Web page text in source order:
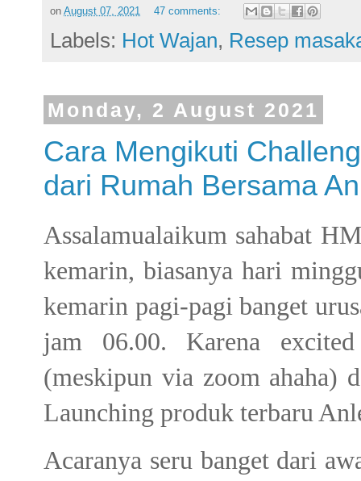
on August 07, 2021 47 comments:
Labels: Hot Wajan, Resep
Monday, 2 August 2021
Cara Mengikuti
dari Rumah Bersama
Assalamualaikum sahabat
kemarin, biasanya hari
kemarin pagi-pagi banget
jam 06.00. Karena
(meskipun via zoom ahaha)
Launching produk terbaru
Acaranya seru banget dari